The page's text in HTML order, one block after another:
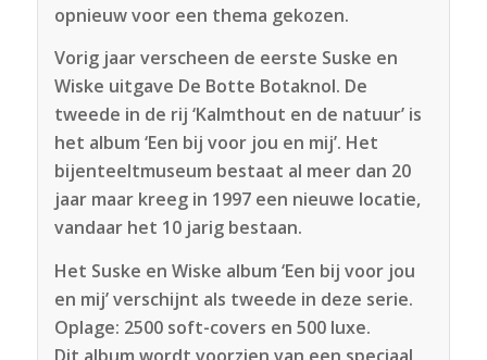
opnieuw voor een thema gekozen.
Vorig jaar verscheen de eerste Suske en
Wiske uitgave De Botte Botaknol. De
tweede in de rij ‘Kalmthout en de natuur’ is
het album ‘Een bij voor jou en mij’. Het
bijenteeltmuseum bestaat al meer dan 20
jaar maar kreeg in 1997 een nieuwe locatie,
vandaar het 10 jarig bestaan.
Het Suske en Wiske album ‘Een bij voor jou
en mij’ verschijnt als tweede in deze serie.
Oplage: 2500 soft-covers en 500 luxe.